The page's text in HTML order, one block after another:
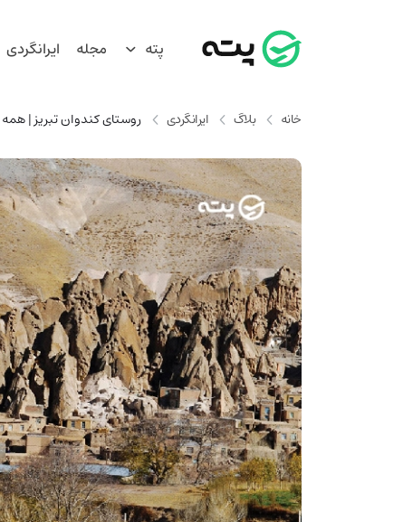
پته مجله ایرانگردی
خانه بلاگ ایرانگردی روستای کندوان تبریز | همه